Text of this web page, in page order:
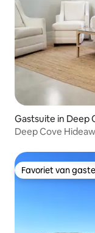
Gastsuite in Deep
Deep Cove
Favoriet van
Favoriet van